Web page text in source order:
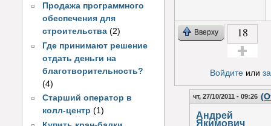
Продажа программного
обеспечения для
строительства (2)
Где принимают решение
отдать деньги на
благотворительность?
(4)
Старший оператор в
колл-центр (1)
Вверху 18
Войдитеили
чт, 27/10/2011 - 09:26
Андрей
Якимович